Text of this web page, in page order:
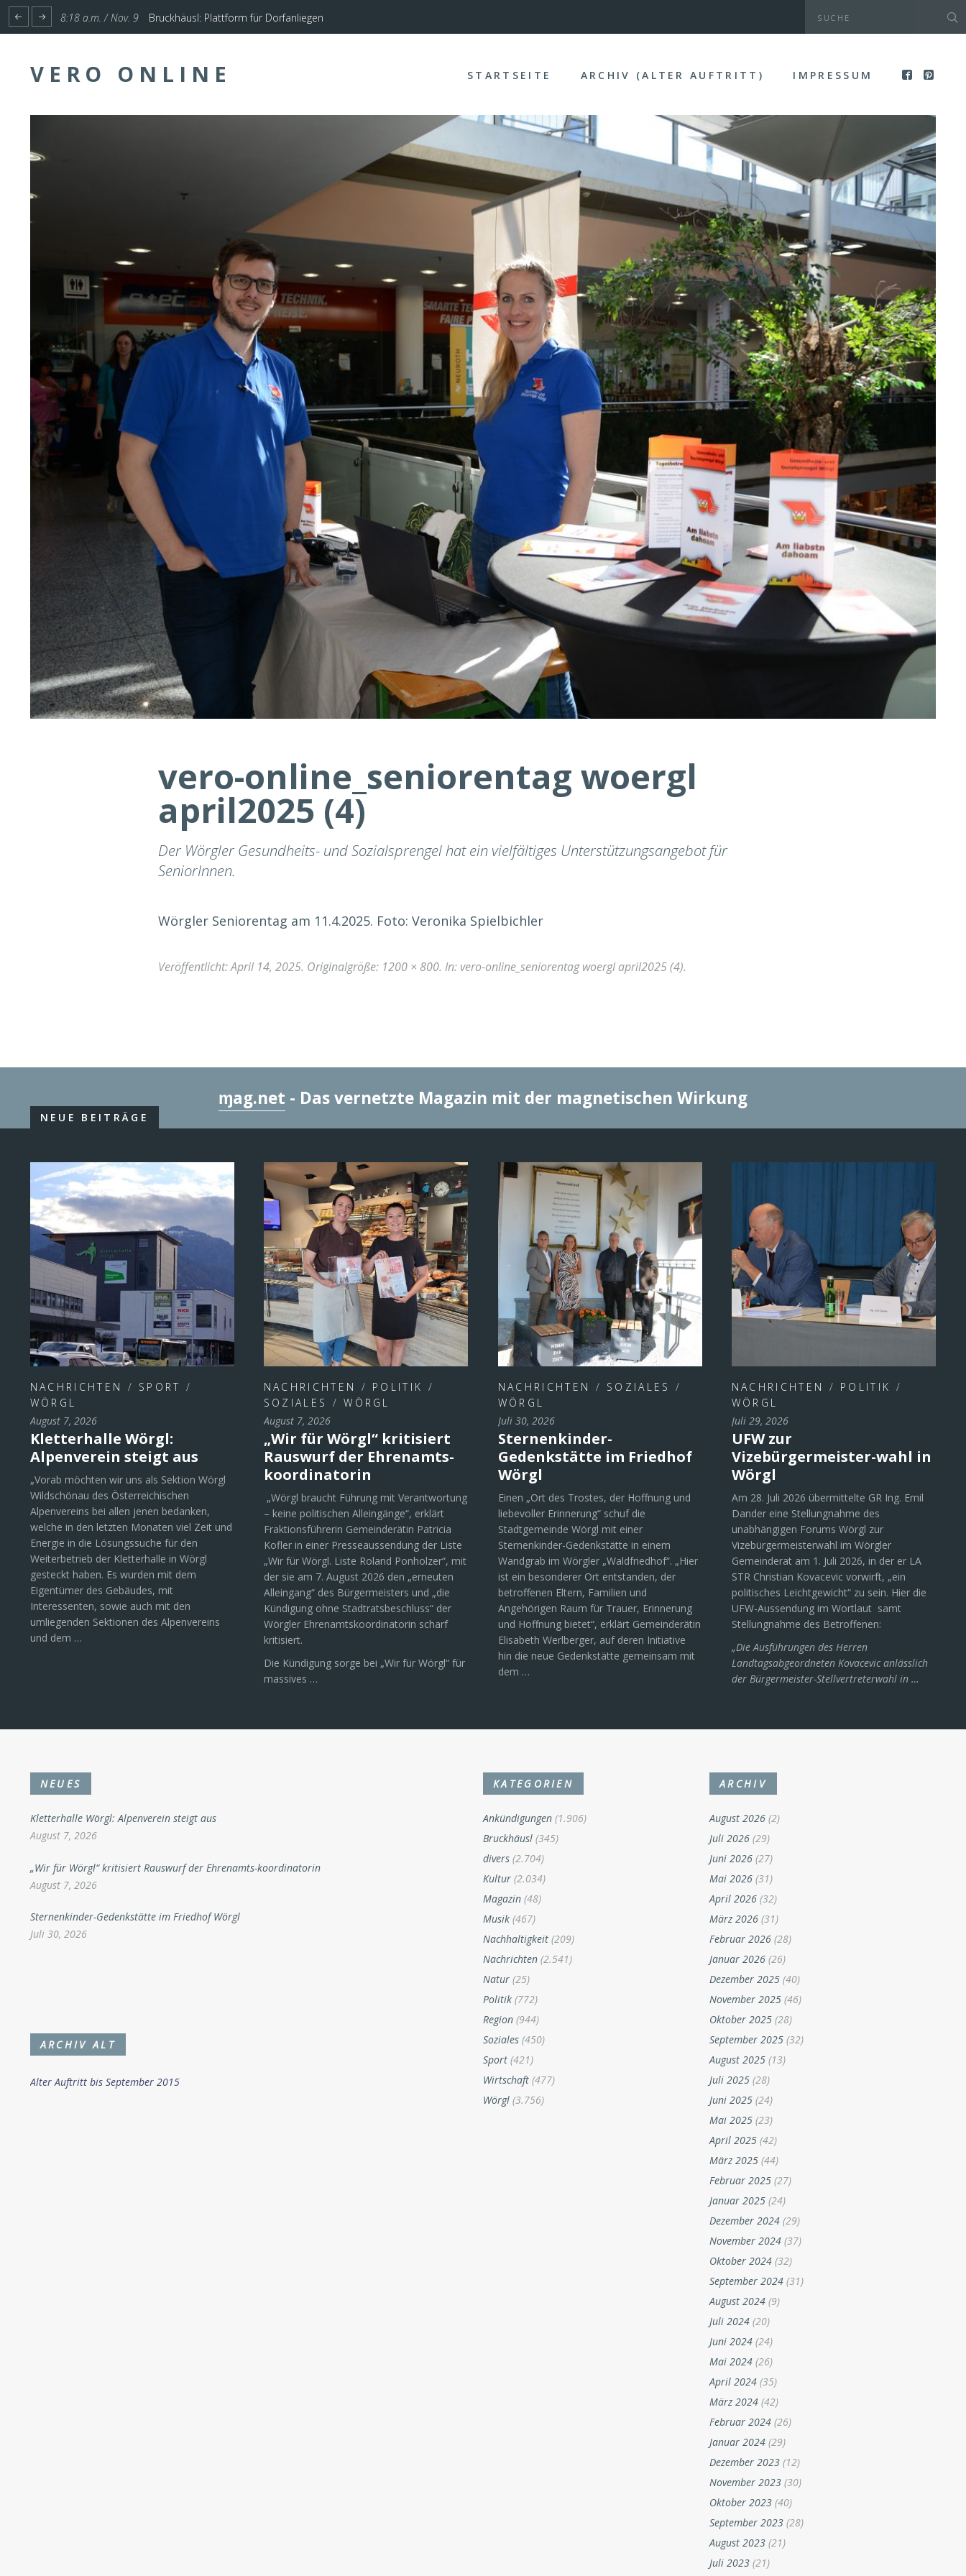
1:17 p.m. / Nov. 4 Start für Planung Hochwasserschutz Unterinntal
VERO ONLINE STARTSEITE ARCHIV (ALTER AUFTRITT) IMPRESSUM
vero-online_seniorentag woergl
april2025 (4)
Der Wörgler Gesundheits- und Sozialsprengel hat ein vielfältiges Unterstützungsangebot für
SeniorInnen.
Wörgler Seniorentag am 11.4.2025. Foto: Veronika Spielbichler
Veröffentlicht:April 14, 2025. Originalgröße: 1200 × 800. In: vero-online_seniorentag woergl april2025 (4).
ɱag.net - Das vernetzte Magazin mit der magnetischen Wirkung
NEUE BEITRÄGE
NACHRICHTEN / SPORT /
WÖRGL
August 7, 2026
Kletterhalle Wörgl:
Alpenverein steigt aus
„Vorab möchten wir uns als Sektion Wörgl
Wildschönau des Österreichischen
Alpenvereins bei allen jenen bedanken,
welche in den letzten Monaten viel Zeit und
Energie in die Lösungssuche für den
Weiterbetrieb der Kletterhalle in Wörgl
gesteckt haben. Es wurden mit dem
Eigentümer des Gebäudes, mit
Interessenten, sowie auch mit den
umliegenden Sektionen des Alpenvereins
und dem …
NACHRICHTEN / POLITIK /
SOZIALES
/WÖRGL
August 7, 2026
„Wir für Wörgl“ kritisiert
Rauswurf der Ehrenamts-
koordinatorin
„Wörgl braucht Führung mit Verantwortung
– keine politischen Alleingänge“, erklärt
Fraktionsführerin Gemeinderätin Patricia
Kofler in einer Presseaussendung der Liste
„Wir für Wörgl. Liste Roland Ponholzer“, mit
der sie am 7. August 2026 den „erneuten
Alleingang“ des Bürgermeisters und „die
Kündigung ohne Stadtratsbeschluss“ der
Wörgler Ehrenamtskoordinatorin scharf
kritisiert.
Die Kündigung sorge bei „Wir für Wörgl“ für
massives …
NACHRICHTEN / SOZIALES
/
WÖRGL
Juli 30, 2026
Sternenkinder-
Gedenkstätte im Friedhof
Wörgl
Einen „Ort des Trostes, der Hoffnung und
liebevoller Erinnerung“ schuf die
Stadtgemeinde Wörgl mit einer
Sternenkinder-Gedenkstätte in einem
Wandgrab im Wörgler „Waldfriedhof“. „Hier
ist ein besonderer Ort entstanden, der
betroffenen Eltern, Familien und
Angehörigen Raum für Trauer, Erinnerung
und Hoffnung bietet“, erklärt Gemeinderätin
Elisabeth Werlberger, auf deren Initiative
hin die neue Gedenkstätte gemeinsam mit
dem …
NACHRICHTEN / POLITIK /
WÖRGL
Juli 29, 2026
UFW zur
Vizebürgermeister-wahl in
Wörgl
Am 28. Juli 2026 übermittelte GR Ing. Emil
Dander eine Stellungnahme des
unabhängigen Forums Wörgl zur
Vizebürgermeisterwahl im Wörgler
Gemeinderat am 1. Juli 2026, in der er LA
STR Christian Kovacevic vorwirft, „ein
politisches Leichtgewicht“ zu sein. Hier die
UFW-Aussendung im Wortlaut samt
Stellungnahme des Betroffenen:
„Die Ausführungen des Herren
Landtagsabgeordneten Kovacevic anlässlich
der Bürgermeister-Stellvertreterwahl in …
NEUES
Kletterhalle Wörgl: Alpenverein steigt aus
August 7, 2026
„Wir für Wörgl“ kritisiert Rauswurf der Ehrenamts-koordinatorin
August 7, 2026
Sternenkinder-Gedenkstätte im Friedhof Wörgl
Juli 30, 2026
ARCHIV ALT
Alter Auftritt bis September 2015
KATEGORIEN
Ankündigungen (1.906)
Bruckhäusl (345)
divers (2.704)
Kultur (2.034)
Magazin (48)
Musik (467)
Nachhaltigkeit (209)
Nachrichten (2.541)
Natur (25)
Politik (772)
Region (944)
Soziales (450)
Sport (421)
Wirtschaft (477)
Wörgl (3.756)
ARCHIV
August 2026 (2)
Juli 2026 (29)
Juni 2026 (27)
Mai 2026 (31)
April 2026 (32)
März 2026 (31)
Februar 2026 (28)
Januar 2026 (26)
Dezember 2025 (40)
November 2025 (46)
Oktober 2025 (28)
September 2025 (32)
August 2025 (13)
Juli 2025 (28)
Juni 2025 (24)
Mai 2025 (23)
April 2025 (42)
März 2025 (44)
Februar 2025 (27)
Januar 2025 (24)
Dezember 2024 (29)
November 2024 (37)
Oktober 2024 (32)
September 2024 (31)
August 2024 (9)
Juli 2024 (20)
Juni 2024 (24)
Mai 2024 (26)
April 2024 (35)
März 2024 (42)
Februar 2024 (26)
Januar 2024 (29)
Dezember 2023 (12)
November 2023 (30)
Oktober 2023 (40)
September 2023 (28)
August 2023 (21)
Juli 2023 (21)